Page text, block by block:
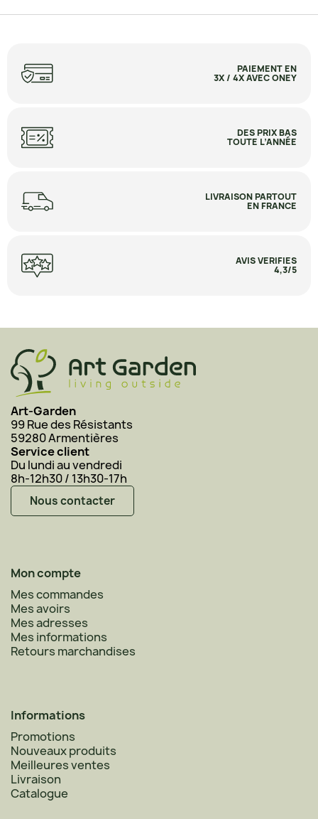
PAIEMENT EN
3X / 4X AVEC ONEY
DES PRIX BAS
TOUTE L’ANNÉE
LIVRAISON PARTOUT
EN FRANCE
AVIS VERIFIES
4,3/5
Art-Garden
99 Rue des Résistants
59280 Armentières
Service client
Du lundi au vendredi
8h-12h30 / 13h30-17h
Nous contacter
Mon compte
Mes commandes
Mes avoirs
Mes adresses
Mes informations
Retours marchandises
Informations
Promotions
Nouveaux produits
Meilleures ventes
Livraison
Catalogue